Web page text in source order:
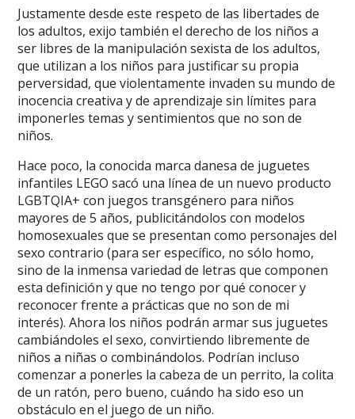
Justamente desde este respeto de las libertades de
los adultos, exijo también el derecho de los niños a
ser libres de la manipulación sexista de los adultos,
que utilizan a los niños para justificar su propia
perversidad, que violentamente invaden su mundo de
inocencia creativa y de aprendizaje sin límites para
imponerles temas y sentimientos que no son de
niños.
Hace poco, la conocida marca danesa de juguetes
infantiles LEGO sacó una línea de un nuevo producto
LGBTQIA+ con juegos transgénero para niños
mayores de 5 años, publicitándolos con modelos
homosexuales que se presentan como personajes del
sexo contrario (para ser específico, no sólo homo,
sino de la inmensa variedad de letras que componen
esta definición y que no tengo por qué conocer y
reconocer frente a prácticas que no son de mi
interés). Ahora los niños podrán armar sus juguetes
cambiándoles el sexo, convirtiendo libremente de
niños a niñas o combinándolos. Podrían incluso
comenzar a ponerles la cabeza de un perrito, la colita
de un ratón, pero bueno, cuándo ha sido eso un
obstáculo en el juego de un niño.